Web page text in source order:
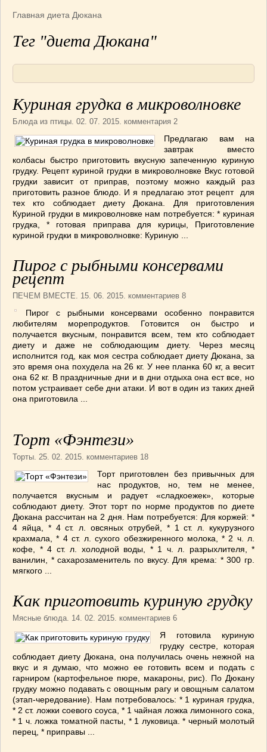
Армянская
Грузинская(10)
Корейская(3)
Марокканская (15)
Румынская кухня(5)
Узбекская(14)
Швейцарская(6)
ПЕРВЫЕ БЛЮДА(56)
ПОСТНЫЕ БЛЮДА(52)
САЛАТИКИ (132)
Мясные(33)
Овощные
(52)
СОУСЫ (6)
ПЕЧЕМ ВМЕСТЕ
Печенье
(22)
Пироги
(139)
Пирожные
Торты (54)
Торты без выпечки(7)
НАПИТКИ(26)
ИНТЕРЕСНЫЕ НОВОСТИ(38)
СТАТЬИ (272)
отдых(25)
ЛЕЧЕБНЫЕ СВОЙСТВА ПИЩЕВЫХ РАСТЕНИЙ
(56)
СЕМЬЯ(107)
ДОМ и ДАЧА(140)
ВАШИ РЕЦЕПТЫ(3)
ДЕТСКОЕ МЕНЮ(1)
МОДА
РЕМОНТ(28)
японская кухня
Главная диета Дюкана
Тег "диета Дюкана"
Куриная грудка в микроволновке
Блюда из птицы. 02. 07. 2015. комментария 2
Предлагаю вам на
завтрак вместо
колбасы быстро приготовить вкусную запеченную куриную
грудку. Рецепт куриной грудки в микроволновке Вкус готовой
грудки зависит от приправ, поэтому можно каждый раз
приготовить разное блюдо. И я предлагаю этот рецепт для
тех кто соблюдает диету Дюкана. Для приготовления
Куриной грудки в микроволновке нам потребуется: * куриная
грудка, * готовая приправа для курицы, Приготовление
куриной грудки в микроволновке: Куриную ...
Пирог с рыбными консервами
рецепт
ПЕЧЕМ ВМЕСТЕ. 15. 06. 2015. комментариев 8
Пирог с рыбными консервами особенно понравится
любителям морепродуктов. Готовится он быстро и
получается вкусным, понравится всем, тем кто соблюдает
диету и даже не соблюдающим диету. Через месяц
исполнится год, как моя сестра соблюдает диету Дюкана, за
это время она похудела на 26 кг. У нее планка 60 кг, а весит
она 62 кг. В праздничные дни и в дни отдыха она ест все, но
потом устраивает себе дни атаки. И вот в один из таких дней
она приготовила ...
Торт «Фэнтези»
Торты. 25. 02. 2015. комментариев 18
Торт приготовлен без привычных для
нас продуктов, но, тем не менее,
получается вкусным и радует «сладкоежек», которые
соблюдают диету. Этот торт по норме продуктов по диете
Дюкана рассчитан на 2 дня. Нам потребуется: Для коржей: *
4 яйца, * 4 ст. л. овсяных отрубей, * 1 ст. л. кукурузного
крахмала, * 4 ст. л. сухого обезжиренного молока, * 2 ч. л.
кофе, * 4 ст. л. холодной воды, * 1 ч. л. разрыхлителя, *
ванилин, * сахарозаменитель по вкусу. Для крема: * 300 гр.
мягкого ...
Как приготовить куриную грудку
Мясные блюда. 14. 02. 2015. комментариев 6
Я готовила куриную
грудку сестре, которая
соблюдает диету Дюкана, она получилась очень нежной на
вкус и я думаю, что можно ее готовить всем и подать с
гарниром (картофельное пюре, макароны, рис). По Дюкану
грудку можно подавать с овощным рагу и овощным салатом
(этап-чередование). Нам потребовалось: * 1 куриная грудка,
* 2 ст. ложки соевого соуса, * 1 чайная ложка лимонного сока,
* 1 ч. ложка томатной пасты, * 1 луковица. * черный молотый
перец, * приправы ...